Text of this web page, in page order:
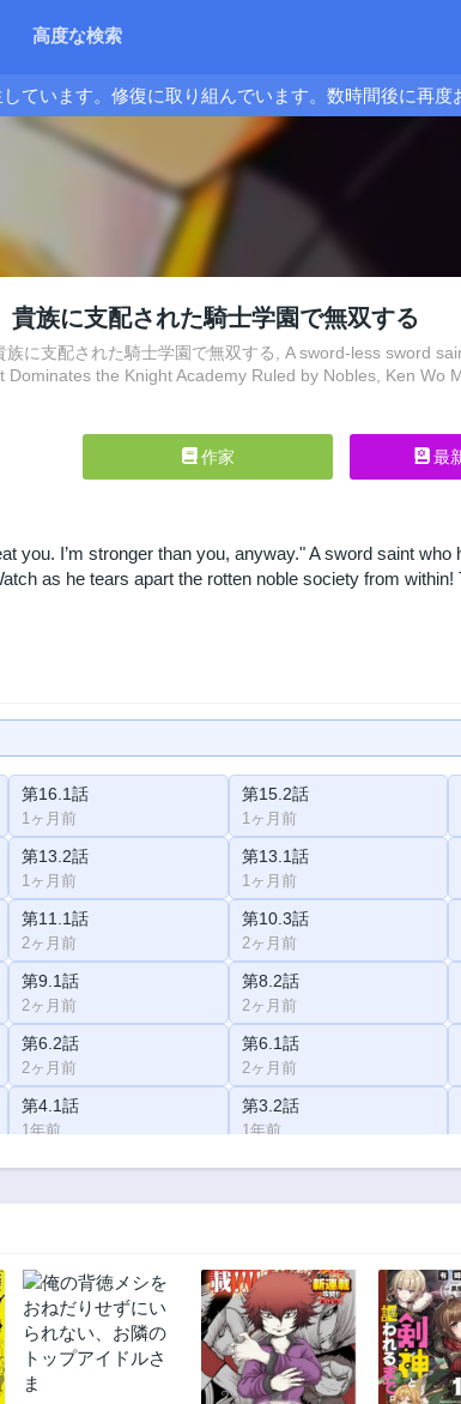
高度な検索
ています。修復に取り組んでいます。数時間後に再度
貴族に支配された騎士学園で無双する
族に支配された騎士学園で無双する, A sword-less sword
Dominates the Knight Academy Ruled by Nobles, Ken Wo
作家 最
you. I’m stronger than you, anyway." A sword saint
as he tears apart the rotten noble society from
第16.1話
1ヶ月前
第15.2話
1ヶ月前
第13.2話
1ヶ月前
第13.1話
1ヶ月前
第11.1話
2ヶ月前
第10.3話
2ヶ月前
第9.1話
2ヶ月前
第8.2話
2ヶ月前
第6.2話
2ヶ月前
第6.1話
2ヶ月前
第4.1話
1年前
第3.2話
1年前
第1話